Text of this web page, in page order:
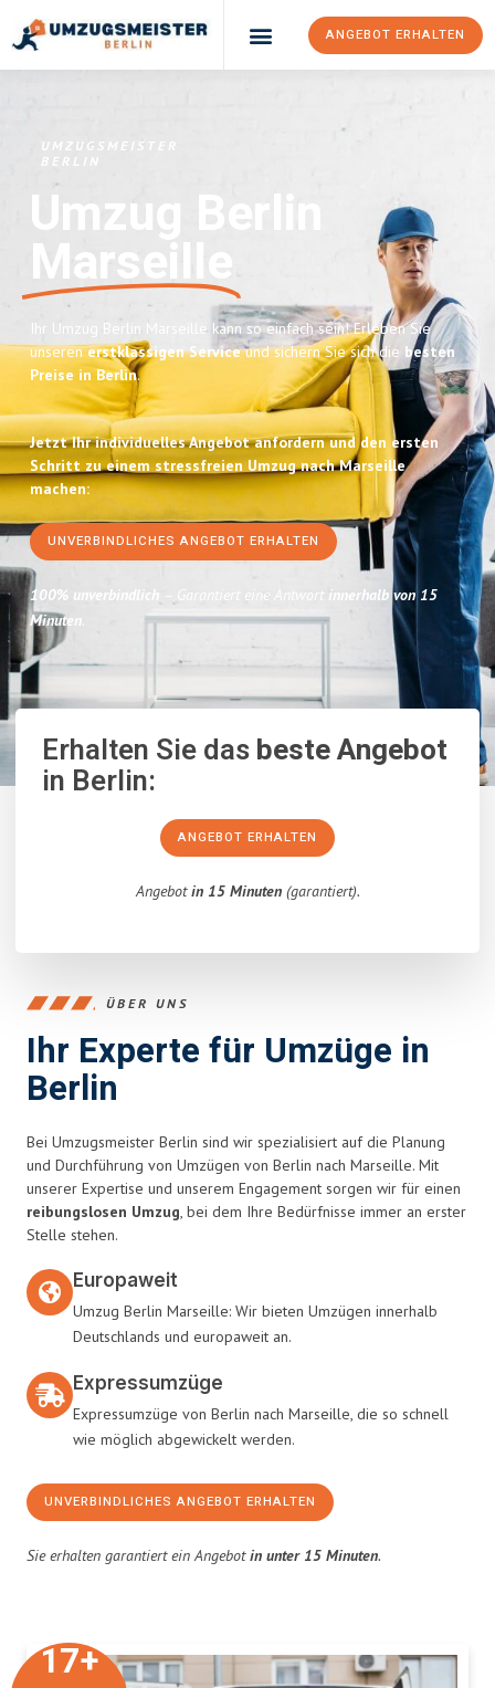
ANGEBOT ERHALTEN
UMZUGSMEISTER
BERLIN
Umzug Berlin
Marseille
Ihr Umzug Berlin Marseille kann so einfach sein! Erleben Sie
unserenerstklassigen Serviceund sichern Sie sich die besten
Preise in Berlin.
Jetzt Ihr individuelles Angebot anfordern und den ersten
Schritt zu einem stressfreien Umzug nach Marseille
machen:
UNVERBINDLICHES ANGEBOT ERHALTEN
100% unverbindlich – Garantiert eine Antwort innerhalb von 15
Minuten.
Erhalten Sie dasbeste Angebot
in Berlin:
ANGEBOT ERHALTEN
Angebotin 15 Minuten(garantiert).
17+
ÜBER UNS
Ihr Experte für Umzüge in
Berlin
Bei Umzugsmeister Berlin sind wir spezialisiert auf die Planung
und Durchführung von Umzügen von Berlin nach Marseille. Mit
unserer Expertise und unserem Engagement sorgen wir für einen
reibungslosen Umzug, bei dem Ihre Bedürfnisse immer an erster
Stelle stehen.
Europaweit
Umzug Berlin Marseille: Wir bieten Umzügen innerhalb
Deutschlands und europaweit an.
Expressumzüge
Expressumzüge von Berlin nach Marseille, die so schnell
wie möglich abgewickelt werden.
UNVERBINDLICHES ANGEBOT ERHALTEN
Sie erhalten garantiert ein Angebotin unter 15 Minuten.